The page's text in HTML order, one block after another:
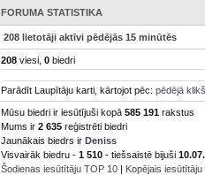
FORUMA STATISTIKA
208 lietotāji aktīvi pēdējās 15 minūtēs
208viesi, 0biedri
Parādīt Laupītāju karti, kārtojot pēc: pēdējā
Mūsu biedri ir iesūtījuši kopā 585 191rakstus
Mums ir 2 635reģistrēti biedri
Jaunākais biedrs ir Deniss
Visvairāk biedru - 1 510- tiešsaistē bijuši
Šodienas iesūtītāju TOP 10| Kopējais iesūtītāju